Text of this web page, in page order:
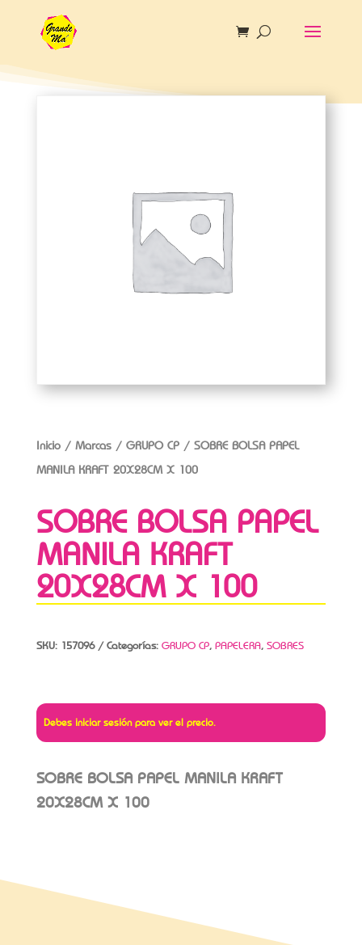
Inicio/ Marcas/ GRUPO CP/ SOBRE BOLSA PAPEL
MANILA KRAFT 20X28CM X 100
SOBRE BOLSA PAPEL
MANILA KRAFT
20X28CM X 100
SKU: 157096 Categorías: GRUPO CP, PAPELERA, SOBRES
Debes iniciar sesión para ver el precio.
SOBRE BOLSA PAPEL MANILA KRAFT
20X28CM X 100